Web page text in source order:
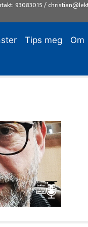
93083015/
Tips meg Om